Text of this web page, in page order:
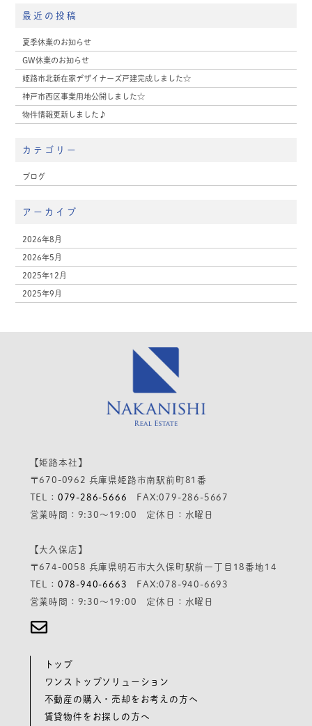
最近の投稿
夏季休業のお知らせ
GW休業のお知らせ
姫路市北新在家デザイナーズ戸建完成しました☆
神戸市西区事業用地公開しました☆
物件情報更新しました♪
カテゴリー
ブログ
アーカイブ
2026年8月
2026年5月
2025年12月
2025年9月
【姫路本社】
〒670-0962 兵庫県姫路市南駅前町81番
TEL： 079-286-5666
FAX:079-286-5667
営業時間：9:30～19:00 定休日：水曜日
【大久保店】
〒674-0058 兵庫県明石市大久保町駅前一丁目18番地14
TEL： 078-940-6663
FAX:078-940-6693
営業時間：9:30～19:00 定休日：水曜日
トップ
ワンストップソリューション
不動産の購入・売却をお考えの方へ
賃貸物件をお探しの方へ